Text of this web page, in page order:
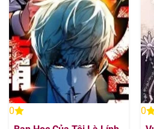
Chapter 167
Chapter 166
Chapter 165
Chapter 164
0
0